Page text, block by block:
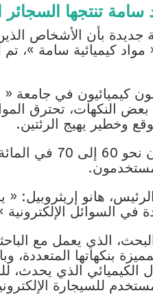
تنتجها السجائر
جديدة بأن الأشخاص الذين
كيميائية سامة »،
كيميائيون في جامعة «
النكهات، تحترق
وخطير يهيج الرئتين.
وتبين أيضا أن
هانو إريثروبيل: «
في السوائل الإلكترونية
الذي يعمل مع
بنكهاتها المتعددة،
الكيميائي الذي
للسيجارة